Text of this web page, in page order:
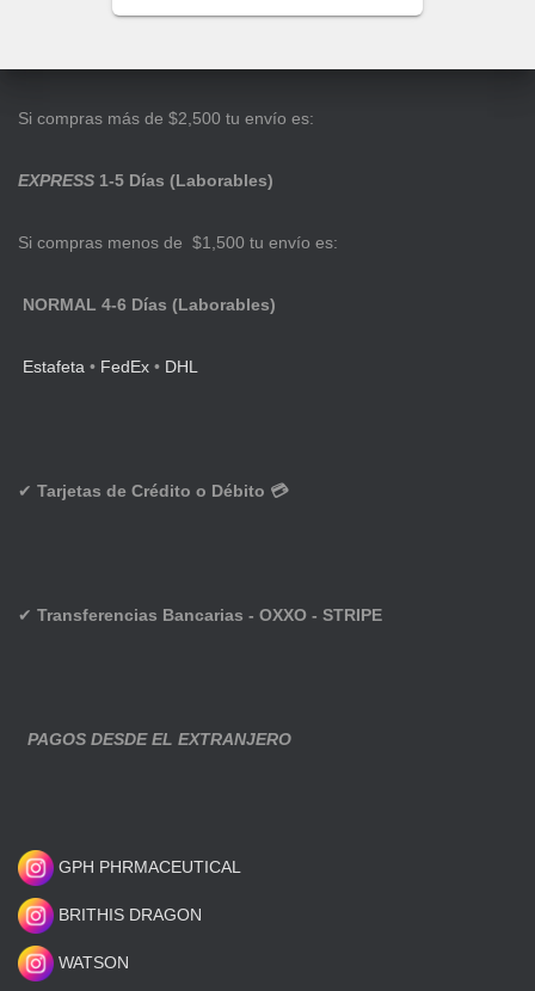
Si compras más de $2,500 tu envío es:
EXPRESS 1-5 Días (Laborables)
Si compras menos de $1,500 tu envío es:
NORMAL 4-6 Días (Laborables)
Estafeta • FedEx • DHL
✔ Tarjetas de Crédito o Débito 💳
✔ Transferencias Bancarias - OXXO - STRIPE
PAGOS DESDE EL EXTRANJERO
GPH PHRMACEUTICAL
BRITHIS DRAGON
WATSON